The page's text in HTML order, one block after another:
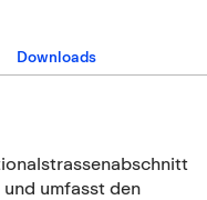
Downloads
umfasst den